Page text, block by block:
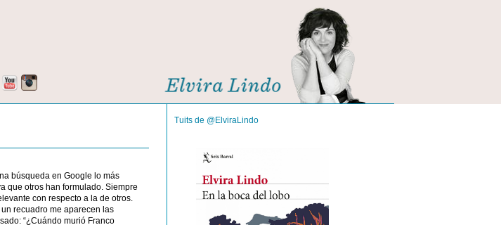
búsqueda en Google lo más
que otros han formulado. Siempre
con respecto a la de otros.
un recuadro me aparecen las
“¿Cuándo murió Franco
Tuits de @ElviraLindo